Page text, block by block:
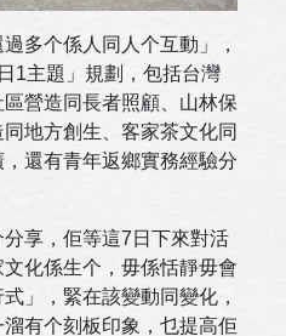
多个係人同人个互動」，
1主題」規劃，包括台灣
營造同長者照顧、山林保
地方創生、客家茶文化同
還有青年返鄉實務經驗分
享，佢等這7日下來對活
化係生个，毋係恬靜毋會
」，緊在該變動同變化，
有个刻板印象，乜提高佢